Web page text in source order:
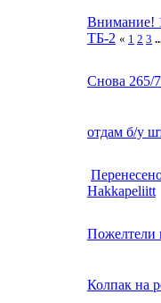
Внимание!
ТБ-2 « 1 2 3
Снова 265/
отдам б/у
Hakkapeliitt
Пожелтели
Колпак на